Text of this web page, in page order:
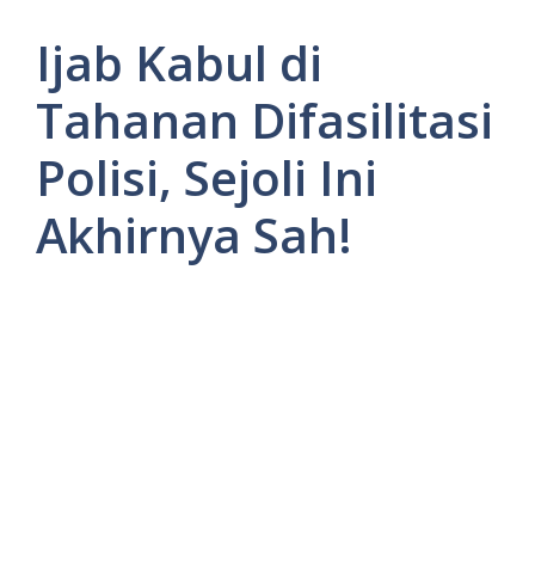
Ijab Kabul di
Tahanan Difasilitasi
Polisi, Sejoli Ini
Akhirnya Sah!